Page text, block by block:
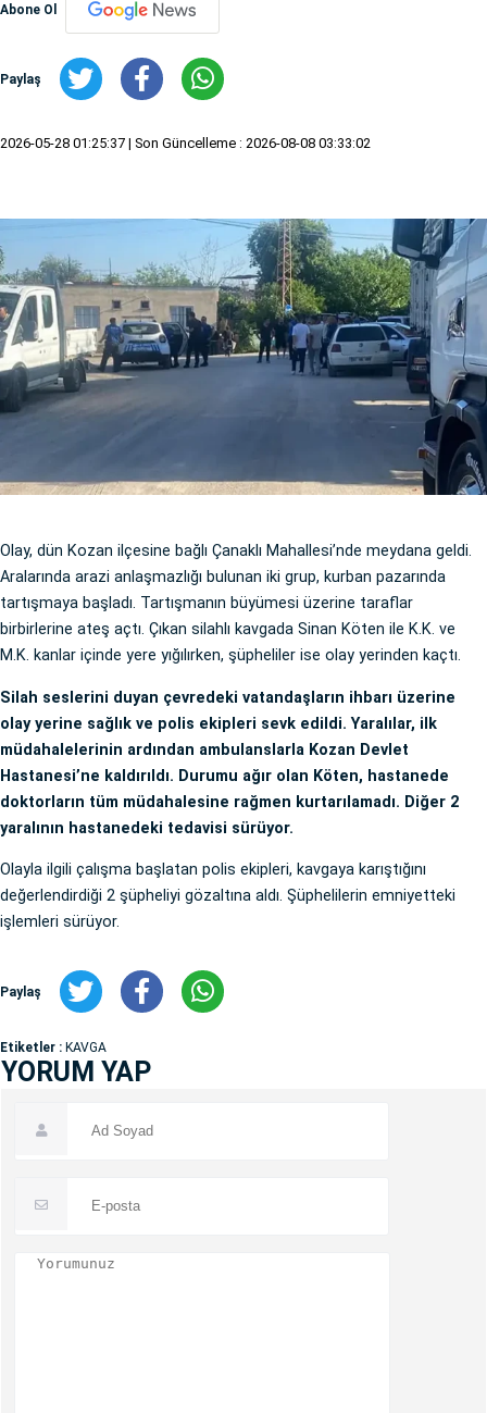
Abone Ol
Paylaş
2026-05-28 01:25:37 | Son Güncelleme : 2026-08-08 03:33:02
Olay, dün Kozan ilçesine bağlı Çanaklı Mahallesi’nde meydana geldi.
Aralarında arazi anlaşmazlığı bulunan iki grup, kurban pazarında
tartışmaya başladı. Tartışmanın büyümesi üzerine taraflar
birbirlerine ateş açtı. Çıkan silahlı kavgada Sinan Köten ile K.K. ve
M.K. kanlar içinde yere yığılırken, şüpheliler ise olay yerinden kaçtı.
Silah seslerini duyan çevredeki vatandaşların ihbarı üzerine
olay yerine sağlık ve polis ekipleri sevk edildi. Yaralılar, ilk
müdahalelerinin ardından ambulanslarla Kozan Devlet
Hastanesi’ne kaldırıldı. Durumu ağır olan Köten, hastanede
doktorların tüm müdahalesine rağmen kurtarılamadı. Diğer 2
yaralının hastanedeki tedavisi sürüyor.
Olayla ilgili çalışma başlatan polis ekipleri, kavgaya karıştığını
değerlendirdiği 2 şüpheliyi gözaltına aldı. Şüphelilerin emniyetteki
işlemleri sürüyor.
Paylaş
Etiketler : KAVGA
YORUM YAP